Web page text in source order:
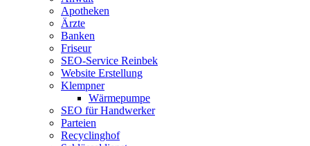
Apotheken
Ärzte
Banken
Friseur
SEO-Service Reinbek
Website Erstellung
Klempner
Wärmepumpe
SEO für Handwerker
Parteien
Recyclinghof